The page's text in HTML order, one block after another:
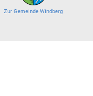
Zur Gemeinde Windberg